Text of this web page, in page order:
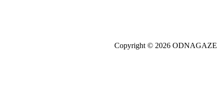
Copyright © 2026